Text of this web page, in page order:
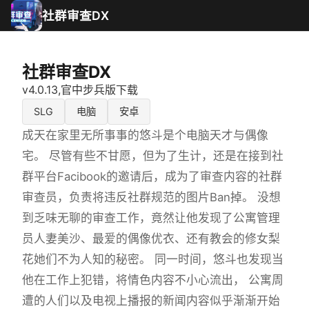
社群审查DX
社群审查DX
v4.0.13,官中步兵版下载
SLG 电脑 安卓
成天在家里无所事事的悠斗是个电脑天才与偶像
宅。 尽管有些不甘愿，但为了生计，还是在接到社
群平台Facibook的邀请后，成为了审查内容的社群
审查员，负责将违反社群规范的图片Ban掉。 没想
到乏味无聊的审查工作，竟然让他发现了公寓管理
员人妻美沙、最爱的偶像优衣、还有教会的修女梨
花她们不为人知的秘密。 同一时间，悠斗也发现当
他在工作上犯错，将情色内容不小心流出， 公寓周
遭的人们以及电视上播报的新闻内容似乎渐渐开始